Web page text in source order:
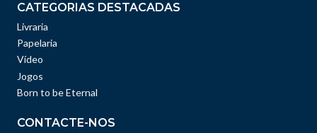
CATEGORIAS DESTACADAS
Livraria
Papelaria
Vídeo
Jogos
Born to be Eternal
CONTACTE-NOS